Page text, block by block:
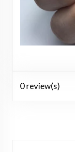
0 review(s)